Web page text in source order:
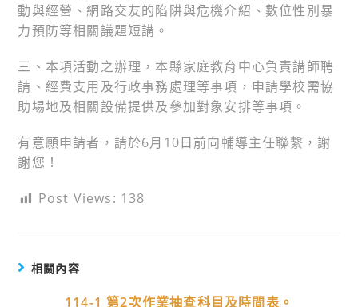
動與經營、網路交友的陷阱與危機介紹、數位性別暴
力預防等相關議題短講。
三、本項活動之辦理，本縣家庭教育中心負責講師聘
請、經費支用及行政事務處理等事項，申請學校需協
助場地及相關設備提供及參加對象安排等事項。
有意願申請者，請於6月10日前向輔導主任聯繫，謝
謝您！
Post Views: 138
相關內容
114-1 第2次作業抽查科目及時間表。